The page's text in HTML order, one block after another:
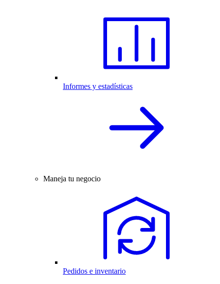
Informes y estadísticas
Maneja tu negocio
Pedidos e inventario